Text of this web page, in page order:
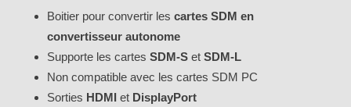
Boitier pour convertir les cartes SDM en
convertisseur autonome
Supporte les cartes SDM-Set SDM-L
Non compatible avec les cartes SDM PC
Sorties HDMIet DisplayPort